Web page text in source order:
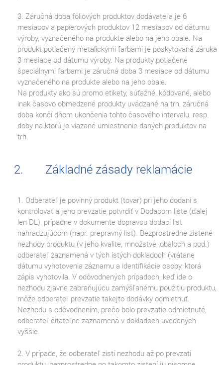
3. Záručná doba fóliových produktov dodávateľa je 6
mesiacov a papierových produktov 12 mesiacov od dátumu
výroby, vyznačeného na produkte alebo na jeho obale. Na
produkt potlačený metalickými farbami je poskytovaná záruka
3 mesiace od dátumu výroby. Na produkty potlačené
špeciálnymi farbami je záručná doba 3 mesiace od dátumu
vyznačeného na produkte alebo na jeho obale.
Na produkty ako sú promo etikety, súťažné, kódované, alebo
inak časovo obmedzené produkty uvádzané na trh, záručná
doba končí dňom ukončenia tohto časového intervalu, resp.
doby na ktorú je viazané umiestnenie daných produktov na
trh.
Základné zásady reklamácie
1. Odberateľ je povinný produkt (tovar) pri jeho dodaní s
kontrolovať a jeho prevzatie potvrdiť v Dodacom liste (ďalej
len DL), prípadne v dokumente dopravcu dodací list
nahradzujúcom (napr. prepravný list). Bezprostredne zistené
nezhody produktu (v jeho kvalite, množstve, obaloch a pod.)
odberateľ zaznamená v tých istých dokladoch (vrátane
dátumu vyhotovenia záznamu a identifikácie osoby, ktorá
zápis vyhotovila. V odôvodnených prípadoch, keď ide o
nezhodu zjavne zabraňujúcu zamýšľanému použitiu produktu,
môže odberateľ prevzatie takejto dodávky odmietnuť.
Nezhodu s odôvodnením, prečo bolo prevzatie odmietnuté,
odberateľ čitateľne zaznamená v dokladoch uvedených
vyššie.
2. V prípade, že odberateľ zistí nezhodu až po prevzatí